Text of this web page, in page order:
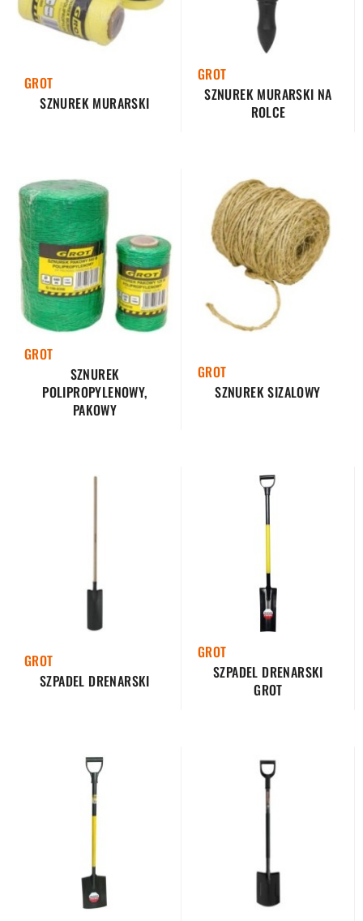
GROT
SZNUREK MURARSKI
GROT
SZNUREK MURARSKI NA
ROLCE
GROT
SZNUREK
POLIPROPYLENOWY,
PAKOWY
GROT
SZNUREK SIZALOWY
GROT
SZPADEL DRENARSKI
GROT
SZPADEL DRENARSKI
GROT